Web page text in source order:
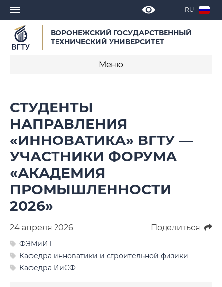
RU
ВОРОНЕЖСКИЙ ГОСУДАРСТВЕННЫЙ
ТЕХНИЧЕСКИЙ УНИВЕРСИТЕТ
Меню
Объявления
СМИ о нас
Выступления, доклады, интервью
Календарь мероприятий
Корпоративные издания
Фото
Видео
Анкеты и опросы
СТУДЕНТЫ
НАПРАВЛЕНИЯ
«ИННОВАТИКА» ВГТУ —
УЧАСТНИКИ ФОРУМА
«АКАДЕМИЯ
ПРОМЫШЛЕННОСТИ
2026»
24 апреля 2026 Поделиться
ФЭМиИТ
Кафедра инноватики и строительной физики
Кафедра ИиСФ